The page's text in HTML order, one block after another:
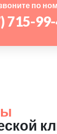
по
715-